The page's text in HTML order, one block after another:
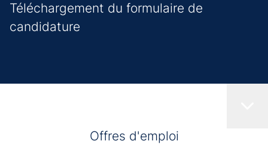
Téléchargement du formulaire de
candidature
Offres d'emploi